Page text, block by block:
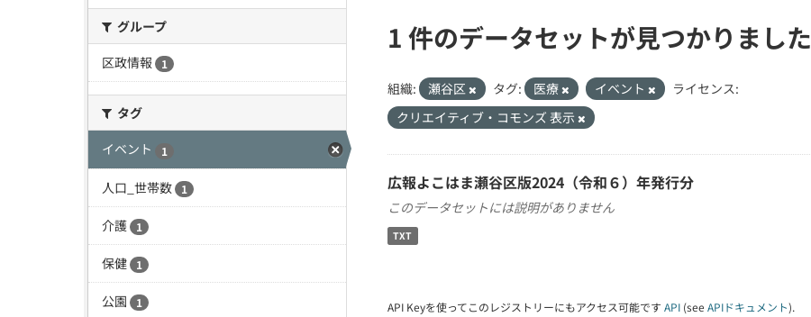
グループ
区政情報
1
タグ
イベント
1
人口_世帯数 1
介護 1
保健 1
公園 1
1 件のデータセットが見つかりました
組織: 瀬谷区 タグ: 医療 イベント
ライセンス:
クリエイティブ・コモンズ 表示
広報よこはま瀬谷区版2024（令和６）年発行分
このデータセットには説明がありません
TXT
API Keyを使ってこのレジストリーにもアクセス可能です API (see APIドキュメント).